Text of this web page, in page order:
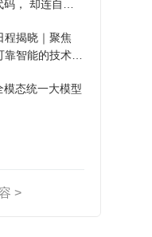
， 却连自己
程揭晓｜聚焦
智能的技术路
态统一大模型
>